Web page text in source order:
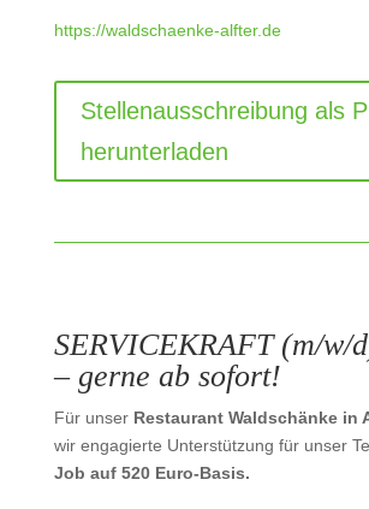
https://waldschaenke-alfter.de
Stellenausschreibung als
herunterladen
SERVICEKRAFT (m/w/
– gerne ab sofort!
Für unser Restaurant Waldschänke in
wir engagierte Unterstützung für unser
Job auf 520 Euro-Basis.